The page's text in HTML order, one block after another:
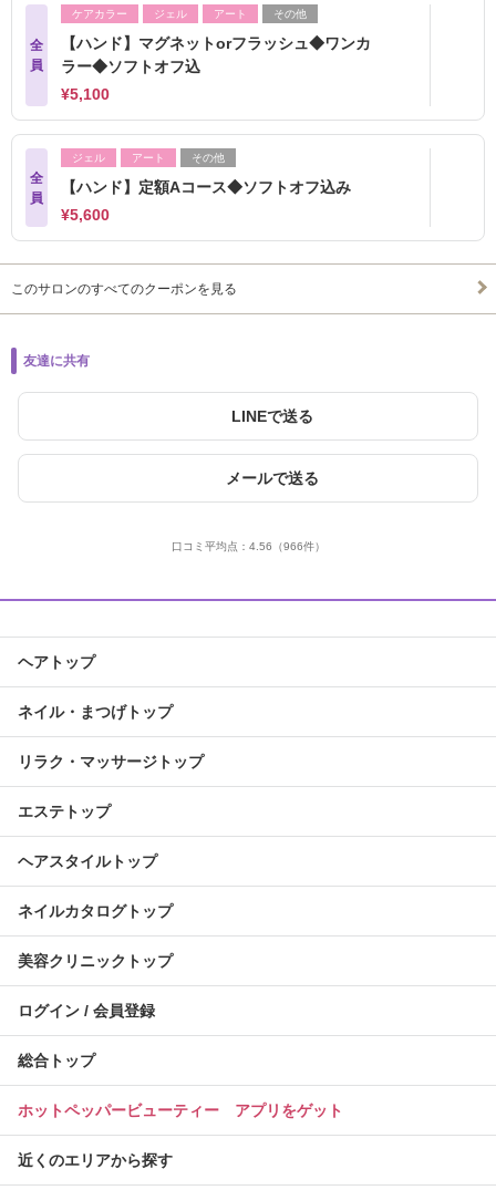
全
員
ケアカラー ジェル アート その他
【ハンド】マグネットorフラッシュ◆ワンカ
ラー◆ソフトオフ込
¥5,100
全
員
ジェル アート その他
【ハンド】定額Aコース◆ソフトオフ込み
¥5,600
このサロンのすべてのクーポンを見る
友達に共有
LINEで送る
メールで送る
口コミ平均点： 4.56 （966件）
ヘアトップ
ネイル・まつげトップ
リラク・マッサージトップ
エステトップ
ヘアスタイルトップ
ネイルカタログトップ
美容クリニックトップ
ログイン / 会員登録
総合トップ
ホットペッパービューティー アプリをゲット
近くのエリアから探す